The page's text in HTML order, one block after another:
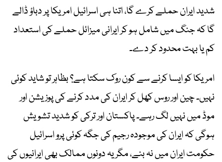
شدید ایران حملے کرے گا، اتنا ہی اسرائیل امریکا پر دباؤ ڈالے
گا کہ جنگ میں شامل ہو کر ایرانی میزائل حملے کی استعداد
کم یا بہت محدود کر دے۔
امریکا کو ایسا کرنے سے کون روک سکتا ہے؟ بظاہر تو شاید کوئی
نہیں۔ چین اور روس کھل کر ایران کی مدد کرنے کی پوزیشن اور
موڈ میں نہیں لگ رہے۔ پاکستان اور ترکی کو شدید تشویش
ہوگی کہ ایران کی موجودہ رجیم کی جگہ کوئی پرو اسرائیل
حکومت ایران میں نہ بنے، مگر یہ دونوں ممالک بھی ایرانیوں کی